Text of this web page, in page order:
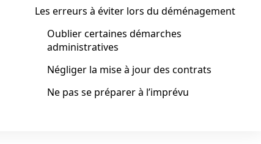
Les erreurs à éviter lors du déménagement
Oublier certaines démarches
administratives
Négliger la mise à jour des contrats
Ne pas se préparer à l’imprévu